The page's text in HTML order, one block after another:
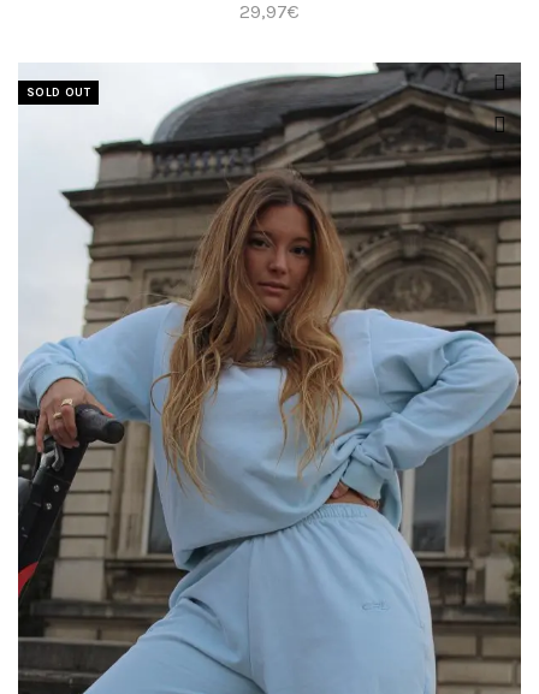
29,97€
SOLD OUT